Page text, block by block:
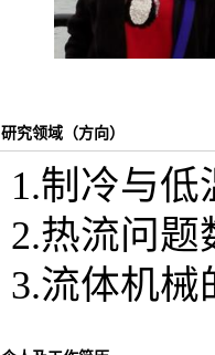
研究领域（方向）
1.制冷与
2.热流问
3.流体机械